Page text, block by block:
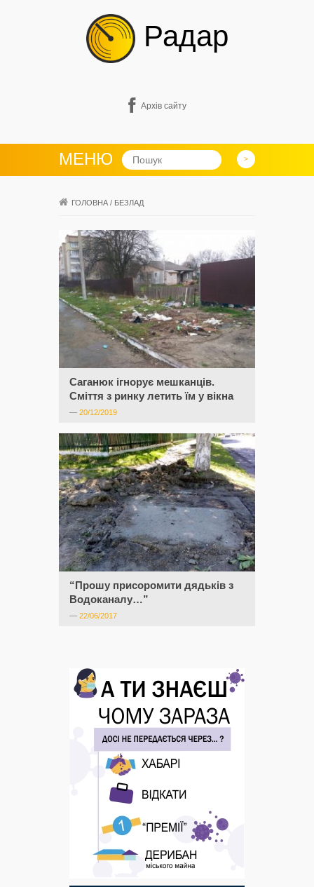
Радар
Архів сайту
МЕНЮ
ГОЛОВНА / БЕЗЛАД
Саганюк ігнорує мешканців.
Сміття з ринку летить їм у вікна
— 20/12/2019
“Прошу присоромити дядьків з
Водоканалу…”
— 22/06/2017